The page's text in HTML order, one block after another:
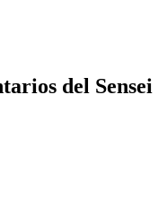
del